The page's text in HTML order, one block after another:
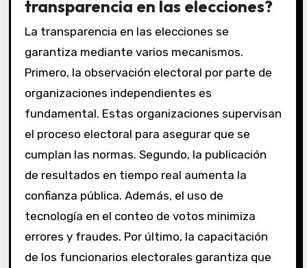
transparencia en las elecciones?
La transparencia en las elecciones se
garantiza mediante varios mecanismos.
Primero, la observación electoral por parte de
organizaciones independientes es
fundamental. Estas organizaciones supervisan
el proceso electoral para asegurar que se
cumplan las normas. Segundo, la publicación
de resultados en tiempo real aumenta la
confianza pública. Además, el uso de
tecnología en el conteo de votos minimiza
errores y fraudes. Por último, la capacitación
de los funcionarios electorales garantiza que